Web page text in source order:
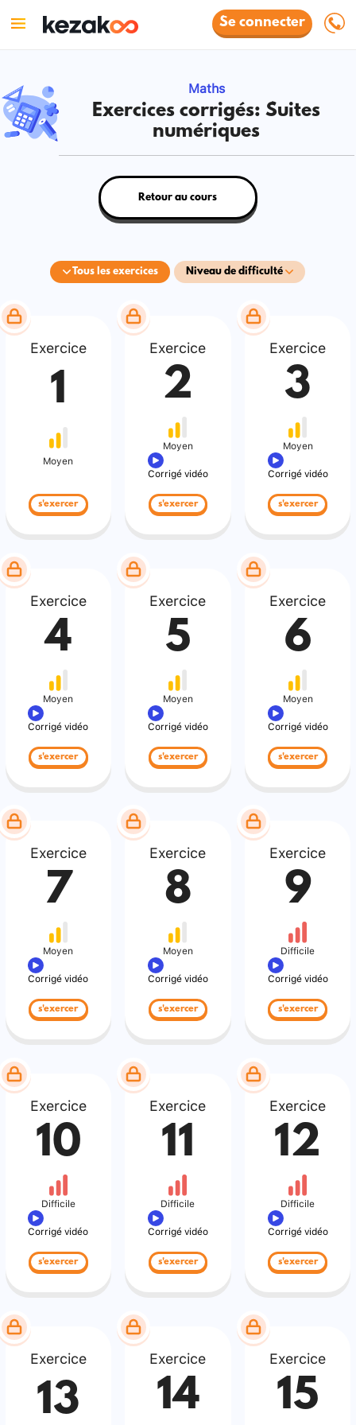
Se connecter
Maths
Exercices corrigés: Suites
numériques
Tous les exercices Niveau de difficulté
Retour au cours
Exercice
1
Moyen
s'exercer
Exercice
2
Moyen
Corrigé vidéo
s'exercer
Exercice
3
Moyen
Corrigé vidéo
s'exercer
Exercice
4
Moyen
Corrigé vidéo
s'exercer
Exercice
5
Moyen
Corrigé vidéo
s'exercer
Exercice
6
Moyen
Corrigé vidéo
s'exercer
Exercice
7
Moyen
Corrigé vidéo
s'exercer
Exercice
8
Moyen
Corrigé vidéo
s'exercer
Exercice
9
Difficile
Corrigé vidéo
s'exercer
Exercice
10
Difficile
Corrigé vidéo
s'exercer
Exercice
11
Difficile
Corrigé vidéo
s'exercer
Exercice
12
Difficile
Corrigé vidéo
s'exercer
Exercice
13
Exercice
14
Exercice
15